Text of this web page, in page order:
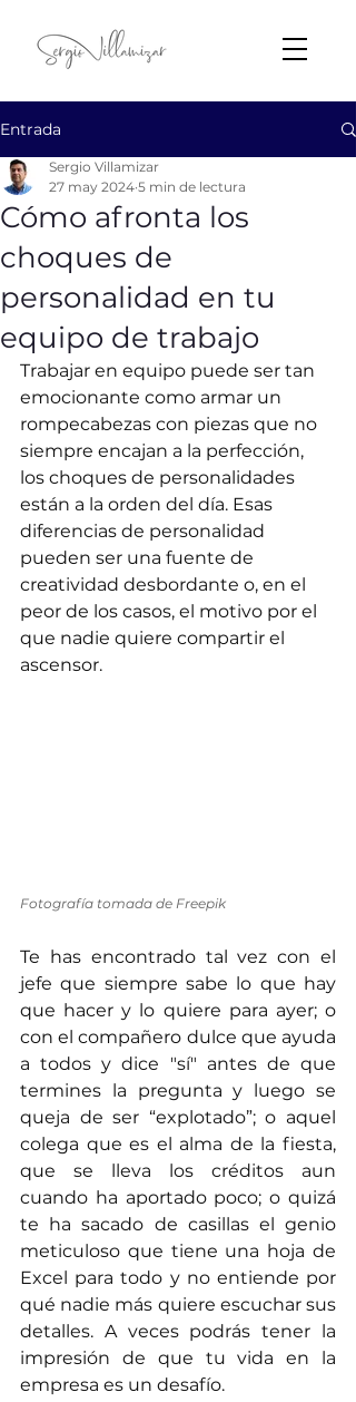
Entrada
Cómo afronta los
choques de
personalidad en tu
equipo de trabajo
Sergio Villamizar
27 may 2024 5 min de lectura
Trabajar en equipo puede ser tan
emocionante como armar un
rompecabezas con piezas que no
siempre encajan a la perfección,
los choques de personalidades
están a la orden del día. Esas
diferencias de personalidad
pueden ser una fuente de
creatividad desbordante o, en el
peor de los casos, el motivo por el
que nadie quiere compartir el
ascensor.
Fotografía tomada de Freepik
Te has encontrado tal vez con el
jefe que siempre sabe lo que hay
que hacer y lo quiere para ayer; o
con el compañero dulce que ayuda
a todos y dice "sí" antes de que
termines la pregunta y luego se
queja de ser “explotado”; o aquel
colega que es el alma de la fiesta,
que se lleva los créditos aun
cuando ha aportado poco; o quizá
te ha sacado de casillas el genio
meticuloso que tiene una hoja de
Excel para todo y no entiende por
qué nadie más quiere escuchar sus
detalles. A veces podrás tener la
impresión de que tu vida en la
empresa es un desafío.